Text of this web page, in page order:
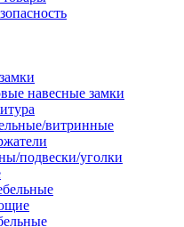
навесные замки
витринные
подвески/уголки